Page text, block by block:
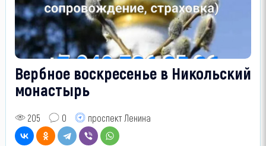
Вербное воскресенье в Никольский
монастырь
205 0 проспект Ленина